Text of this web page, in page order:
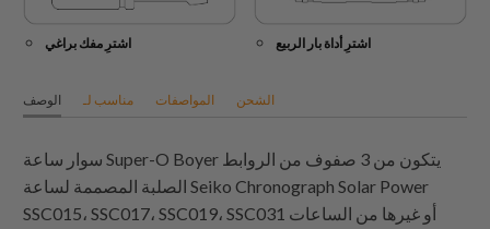
اشترِ مفك براغي اشترِ أداة بار الربيع
الوصف مناسب لـ المواصفات الشحن
سوار ساعة Super-O Boyer يتكون من 3 صفوف من الروابط
الصلبة المصممة لساعة Seiko Chronograph Solar Power
SSC015، SSC017، SSC019، SSC031 أو غيرها من الساعات